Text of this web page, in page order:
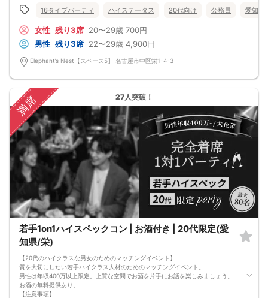
■留意事項
・最善を尽くしておりますが、やむを得ない事情（ご予約者様の当日キャンセル
交通費等の補償は致しかねますのであらかじめご了承ください。
・当日は時間に余裕をもってお越しください。10分以上の遅刻はご参加をお断り
する場合がございます。
【その他】
■最小催行人数
パーティ開始2時間前まで
■飲食
アルコール/ソフトドリンク付き
16タイプパーティ ハイステータス 20代向け 公務員 愛知県
女性 残り3席 20〜29歳 700円
男性 残り3席 22〜29歳 4,900円
Elephant’s Nest【スペース5】 名古屋市中区栄1-4-3
満席 27人突破！
若手1on1ハイスペックコン | お酒付き | 20代限定(愛
知県/栄)
【20代のハイクラスな男女のためのマッチングイベント】
質を大切にしたい若手ハイクラス人材のためのマッチングイベント。
男性は年収400万以上限定。上質な空間でお酒を片手にお話を楽しみましょう。
お酒の無料提供あり。
【注意事項】